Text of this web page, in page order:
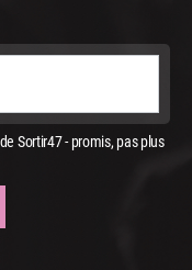
Sortir47 - promis, pas plus